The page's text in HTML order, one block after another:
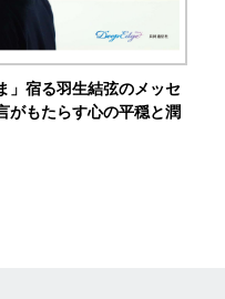
」宿る羽生結弦のメッセ
もたらす心の平穏と潤